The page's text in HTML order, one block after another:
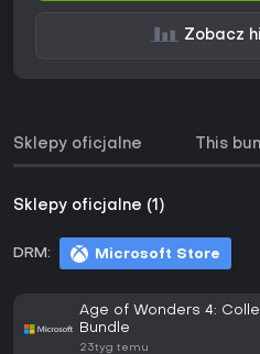
Zobacz
Sklepy oficjalne This
Sklepy oficjalne (1)
DRM: Microsoft Store
Age of Wonders 4:
Bundle
23tyg temu